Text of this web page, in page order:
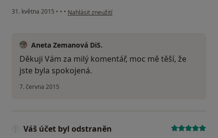
31. května 2015 • • • podle názoru uživatele Váš účet byl odstraněn
Nahlásit zneužití
Aneta Zemanová DiS.
Děkuji Vám za milý komentář, moc mě těší, že
jste byla spokojená.
7. června 2015
Váš účet byl odstraněn